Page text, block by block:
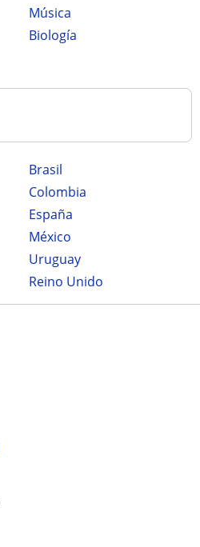
Música
Biología
Brasil
Colombia
España
México
Uruguay
Reino Unido